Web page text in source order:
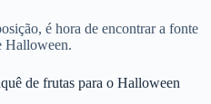
é hora de encontrar a fonte
Halloween.
de frutas para o Halloween